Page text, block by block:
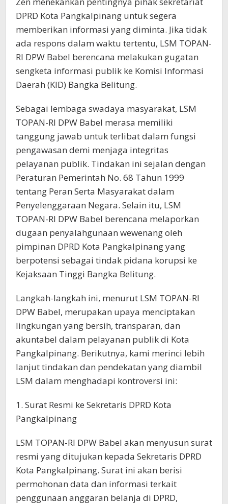
DPRD Kota Pangkalpinang untuk segera
memberikan informasi yang diminta. Jika tidak
ada respons dalam waktu tertentu, LSM TOPAN-
RI DPW Babel berencana melakukan gugatan
sengketa informasi publik ke Komisi Informasi
Daerah (KID) Bangka Belitung.
Sebagai lembaga swadaya masyarakat, LSM
TOPAN-RI DPW Babel merasa memiliki
tanggung jawab untuk terlibat dalam fungsi
pengawasan demi menjaga integritas
pelayanan publik. Tindakan ini sejalan dengan
Peraturan Pemerintah No. 68 Tahun 1999
tentang Peran Serta Masyarakat dalam
Penyelenggaraan Negara. Selain itu, LSM
TOPAN-RI DPW Babel berencana melaporkan
dugaan penyalahgunaan wewenang oleh
pimpinan DPRD Kota Pangkalpinang yang
berpotensi sebagai tindak pidana korupsi ke
Kejaksaan Tinggi Bangka Belitung.
Langkah-langkah ini, menurut LSM TOPAN-RI
DPW Babel, merupakan upaya menciptakan
lingkungan yang bersih, transparan, dan
akuntabel dalam pelayanan publik di Kota
Pangkalpinang. Berikutnya, kami merinci lebih
lanjut tindakan dan pendekatan yang diambil
LSM dalam menghadapi kontroversi ini:
1. Surat Resmi ke Sekretaris DPRD Kota
Pangkalpinang
LSM TOPAN-RI DPW Babel akan menyusun surat
resmi yang ditujukan kepada Sekretaris DPRD
Kota Pangkalpinang. Surat ini akan berisi
permohonan data dan informasi terkait
penggunaan anggaran belanja di DPRD,